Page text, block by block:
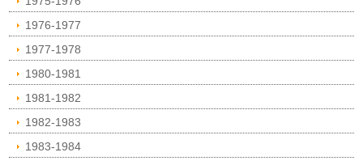
1976-1977
1977-1978
1980-1981
1981-1982
1982-1983
1983-1984